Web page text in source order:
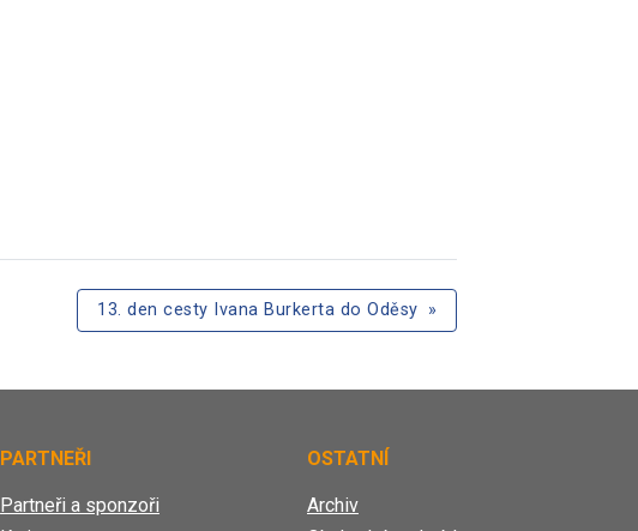
13. den cesty Ivana Burkerta do Oděsy »
PARTNEŘI
Partneři a sponzoři
OSTATNÍ
Archiv